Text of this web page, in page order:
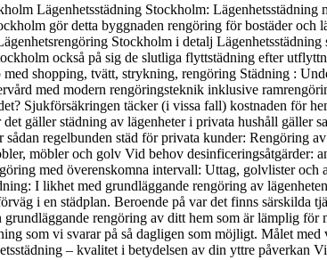
Lägenhetsstädning Stockholm:
gör detta byggnaden rengöring för bostäder
Stockholm i detalj
också på sig de slutliga flyttstädning efter
shopping, tvätt, strykning, rengöring Städning :
med modern rengöringsteknik inklusive
Sjukförsäkringen täcker (i vissa fall) kostnaden för
gäller städning av lägenheter i privata hushåll gäller
regelbunden städ för privata kunder: Rengöring
möbler och golv Vid behov desinficeringsåtgärder:
med överenskomna intervall: Uttag, golvlister och
I likhet med grundläggande rengöring av
i en städplan. Beroende på var det finns särskilda
rengöring av ditt hem som är lämplig
som vi svarar på så dagligen som möjligt. Målet
– kvalitet i betydelsen av din yttre påverkan